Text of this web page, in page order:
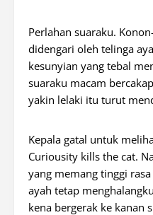
Perlahan suaraku.
didengari oleh telinga
kesunyian yang tebal
suaraku macam
yakin lelaki itu turut
Kepala gatal untuk
Curiousity kills the cat.
yang memang tinggi
ayah tetap
kena bergerak ke kanan